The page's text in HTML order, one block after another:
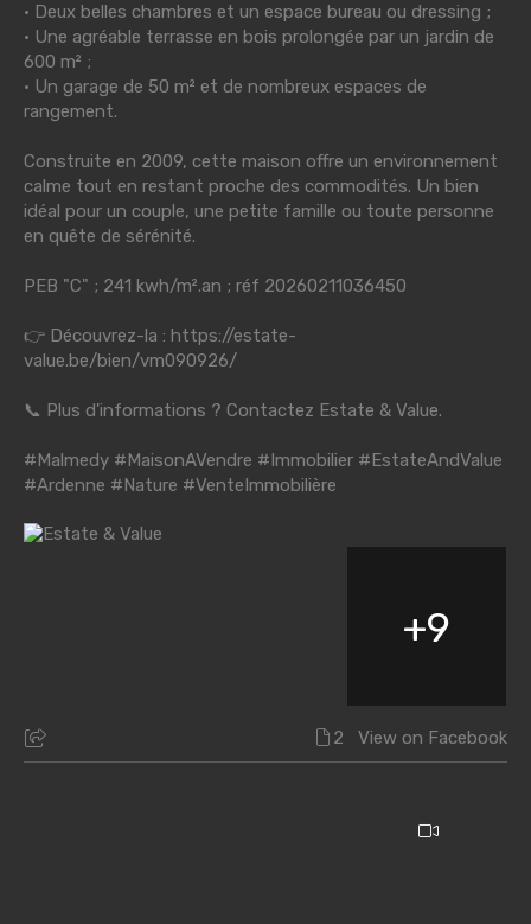
• Deux belles chambres et un espace bureau ou dressing ;
• Une agréable terrasse en bois prolongée par un jardin de
600 m² ;
• Un garage de 50 m² et de nombreux espaces de
rangement.
Construite en 2009, cette maison offre un environnement
calme tout en restant proche des commodités. Un bien
idéal pour un couple, une petite famille ou toute personne
en quête de sérénité.
PEB "C" ; 241 kwh/m².an ; réf 20260211036450
👉 Découvrez-la : https://estate-
value.be/bien/vm090926/
📞 Plus d'informations ? Contactez Estate & Value.
#Malmedy #MaisonAVendre #Immobilier #EstateAndValue
#Ardenne #Nature #VenteImmobilière
+9
2 View on Facebook